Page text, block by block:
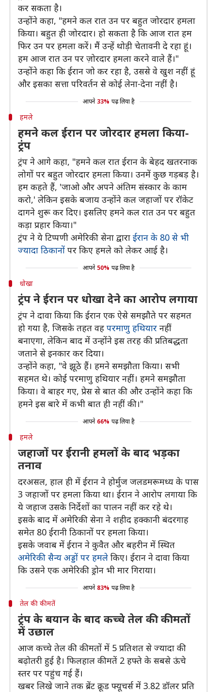
कर सकता है।
उन्होंने कहा, "हमने कल रात उन पर बहुत जोरदार हमला
किया। बहुत ही जोरदार। हो सकता है कि आज रात हम
फिर उन पर हमला करें। मैं उन्हें थोड़ी चेतावनी दे रहा हूं।
हम आज रात उन पर ज़ोरदार हमला करने वाले हैं।"
उन्होंने कहा कि ईरान जो कर रहा है, उससे वे खुश नहीं हूं
और इसका सत्ता परिवर्तन से कोई लेना-देना नहीं है।
आपने 33% पढ़ लिया है
हमले
हमने कल ईरान पर जोरदार हमला किया-
ट्रंप
ट्रंप ने आगे कहा, "हमने कल रात ईरान के बेहद खतरनाक
लोगों पर बहुत जोरदार हमला किया। उनमें कुछ गड़बड़ है।
हम कहते हैं, 'जाओ और अपने अंतिम संस्कार के काम
करो,' लेकिन इसके बजाय उन्होंने कल जहाजों पर रॉकेट
दागने शुरू कर दिए। इसलिए हमने कल रात उन पर बहुत
कड़ा प्रहार किया।"
ट्रंप ने ये टिप्पणी अमेरिकी सेना द्वारा ईरान के 80 से भी
ज्यादा ठिकानों पर किए हमले को लेकर आई है।
आपने 50% पढ़ लिया है
धोखा
ट्रंप ने ईरान पर धोखा देने का आरोप लगाया
ट्रंप ने दावा किया कि ईरान एक ऐसे समझौते पर सहमत
हो गया है, जिसके तहत वह परमाणु हथियार नहीं
बनाएगा, लेकिन बाद में उन्होंने इस तरह की प्रतिबद्धता
जताने से इनकार कर दिया।
उन्होंने कहा, "वे झूठे हैं। हमने समझौता किया। सभी
सहमत थे। कोई परमाणु हथियार नहीं। हमने समझौता
किया। वे बाहर गए, प्रेस से बात की और उन्होंने कहा कि
हमने इस बारे में कभी बात ही नहीं की।"
आपने 66% पढ़ लिया है
हमले
जहाजों पर ईरानी हमलों के बाद भड़का
तनाव
दरअसल, हाल ही में ईरान ने होर्मुज जलडमरूमध्य के पास
3 जहाजों पर हमला किया था। ईरान ने आरोप लगाया कि
ये जहाज उसके निर्देशों का पालन नहीं कर रहे थे।
इसके बाद में अमेरिकी सेना ने शहीद हक्कानी बंदरगाह
समेत 80 ईरानी ठिकानों पर हमला किया।
इसके जवाब में ईरान ने कुवैत और बहरीन में स्थित
अमेरिकी सैन्य अड्डों पर हमले किए। ईरान ने दावा किया
कि उसने एक अमेरिकी ड्रोन भी मार गिराया।
आपने 83% पढ़ लिया है
तेल की कीमतें
ट्रंप के बयान के बाद कच्चे तेल की कीमतों
में उछाल
आज कच्चे तेल की कीमतों में 5 प्रतिशत से ज्यादा की
बढ़ोतरी हुई है। फिलहाल कीमतें 2 हफ्ते के सबसे ऊंचे
स्तर पर पहुंच गई हैं।
खबर लिखे जाने तक ब्रेंट क्रूड फ्यूचर्स में 3.82 डॉलर प्रति